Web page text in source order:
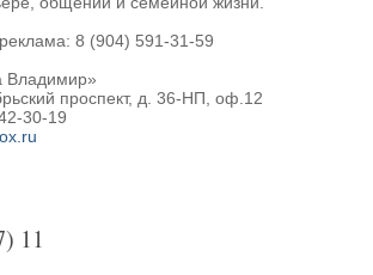
8 (904) 591-31-59
проспект, д. 36-НП, оф.12
30-19
11